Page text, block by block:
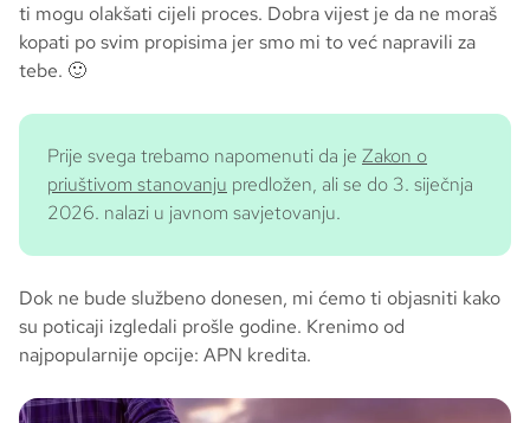
ti mogu olakšati cijeli proces. Dobra vijest je da ne moraš
kopati po svim propisima jer smo mi to već napravili za
tebe. 🙂
Prije svega trebamo napomenuti da je Zakon o
priuštivom stanovanju predložen, ali se do 3. siječnja
2026. nalazi u javnom savjetovanju.
Dok ne bude službeno donesen, mi ćemo ti objasniti kako
su poticaji izgledali prošle godine. Krenimo od
najpopularnije opcije: APN kredita.